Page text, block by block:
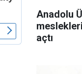
Anadolu
açtı